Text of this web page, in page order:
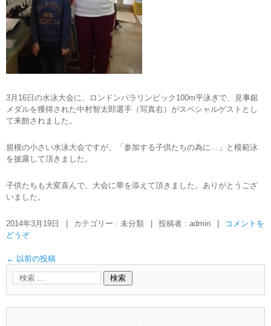
3月16日の水泳大会に、ロンドンパラリンピック100m平泳ぎで、見事銀
メダルを獲得された中村智太郎選手（写真右）がスペシャルゲストとし
て来館されました。
規模の小さい水泳大会ですが、「参加する子供たちの為に…」と模範泳
を披露して頂きました。
子供たちも大変喜んで、大会に華を添えて頂きました。ありがとうござ
いました。
2014年3月19日 カテゴリー : 未分類 投稿者 : admin
コメントを
どうぞ
← 以前の投稿